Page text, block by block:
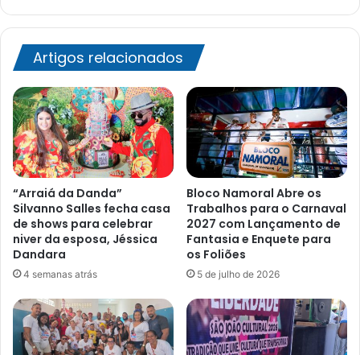
e
de
até
R$
5
mil:
veja
Artigos relacionados
“Arraiá da Danda”
Silvanno Salles fecha casa
de shows para celebrar
niver da esposa, Jéssica
Dandara
4 semanas atrás
Bloco Namoral Abre os
Trabalhos para o Carnaval
2027 com Lançamento de
Fantasia e Enquete para
os Foliões
5 de julho de 2026